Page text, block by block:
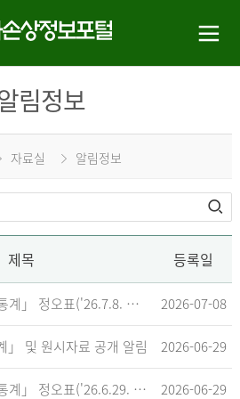
림정보
자료실 알림정보
제목 등록일
「2024 퇴원손상통계」 정오표('26.7.8. 기준) 2026-07-08
」 및 원시자료 공개 알림 2026-06-29
「2023 퇴원손상통계」 정오표('26.6.29. 기준) 2026-06-29